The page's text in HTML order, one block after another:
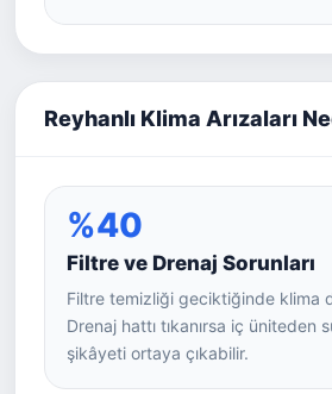
Reyhanlı Klima Arızaları
%40
Filtre ve Drenaj Sorunları
Filtre temizliği geciktiğinde klima
Drenaj hattı tıkanırsa iç üniteden
şikâyeti ortaya çıkabilir.